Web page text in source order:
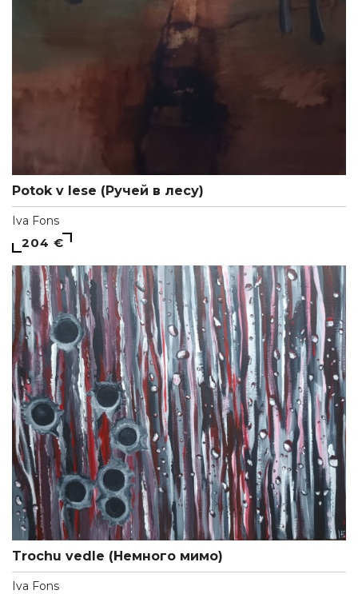
Potok v lese (Ручей в лесу)
Iva Fons
204 €
Trochu vedle (Немного мимо)
Iva Fons